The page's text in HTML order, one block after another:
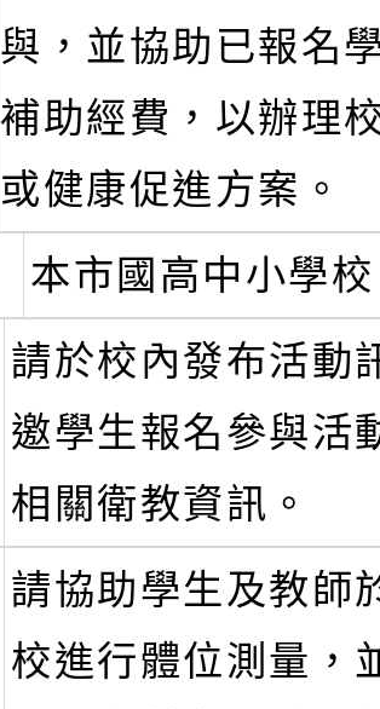
與，並協助已報名
補助經費，以辦理
或健康促進方案。
本市國高中小學
請於校內發布活動
邀學生報名參與活
相關衛教資訊。
請協助學生及教師
校進行體位測量，